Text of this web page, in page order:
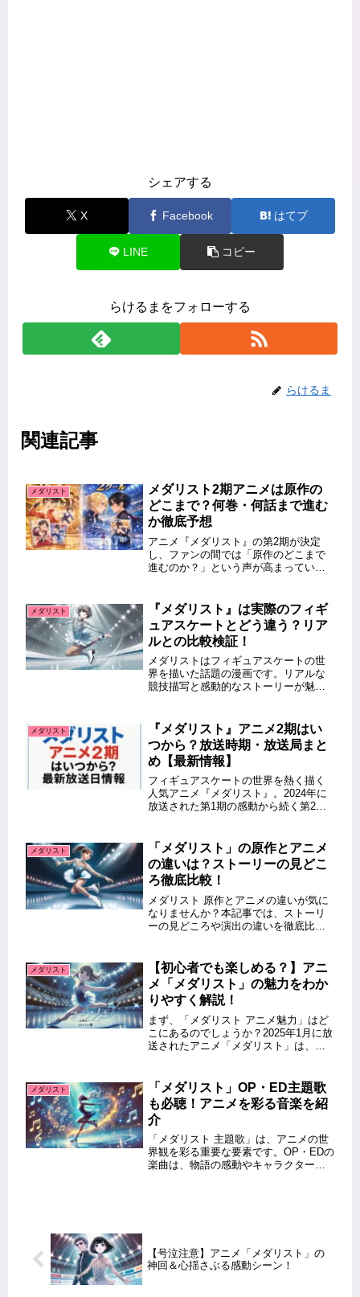
シェアする
X Facebook はてブ
LINE コピー
らけるまをフォローする
らけるま
関連記事
メダリスト
メダリスト2期アニメは原作の
どこまで？何巻・何話まで進む
か徹底予想
アニメ『メダリスト』の第2期が決定
し、ファンの間では「原作のどこまで
進むのか？」という声が高まっていま
進行するのかは重要な情報です。この
記事では、メダリスト2期アニメが...
メダリスト
『メダリスト』は実際のフィギ
ュアスケートとどう違う？リア
ルとの比較検証！
メダリストはフィギュアスケートの世
界を描いた話題の漫画です。リアルな
競技描写と感動的なストーリーが魅力
か？ここでは、メダリスト フィギュア
と現実のフィギュアスケートを比較
し、...
メダリスト
『メダリスト』アニメ2期はい
つから？放送時期・放送局まと
め【最新情報】
フィギュアスケートの世界を熱く描く
人気アニメ『メダリスト』。2024年に
放送された第1期の感動から続く第2期
いつ」「メダリスト アニメ 2期 主題
歌」などの最新情報を...
メダリスト
「メダリスト」の原作とアニメ
の違いは？ストーリーの見どこ
ろ徹底比較！
メダリスト 原作とアニメの違いが気に
なりませんか？本記事では、ストーリ
ーの見どころや演出の違いを徹底比較
『メダリスト』の原作とアニメの違い
ストーリーやキャラクター描写の特...
メダリスト
【初心者でも楽しめる？】アニ
メ「メダリスト」の魅力をわか
りやすく解説！
まず、「メダリスト アニメ魅力」はど
こにあるのでしょうか？2025年1月に放
送されたアニメ「メダリスト」は、フ
るのか、ストーリーの見どころや魅力
を詳しく解説します！この記事...
メダリスト
「メダリスト」OP・ED主題歌
も必聴！アニメを彩る音楽を紹
介
「メダリスト 主題歌」は、アニメの世
界観を彩る重要な要素です。OP・EDの
楽曲は、物語の感動やキャラクターの
【号泣注意】アニメ「メダリスト」の
神回＆心揺さぶる感動シーン！